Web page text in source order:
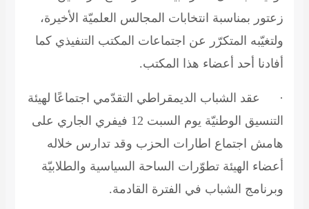
زعتور بمناسبة انتخابات المجالس العلميّة الأخيرة،
ولتغيّبه المتكرّر عن اجتماعات المكتب التنفيذي كما
أفادنا أحد أعضاء هذا المكتب.
·
عقد الشباب الديمقراطي التقدّمي اجتماعًا لهيئة
التنسيق الوطنيّة يوم السبت 12 فيفري الجاري على
هامش اجتماع اطارات الحزب وقد تدارس خلاله
أعضاء الهيئة تطوّرات الساحة السياسية والطلابيّة
وبرنامج الشباب في الفترة القادمة.